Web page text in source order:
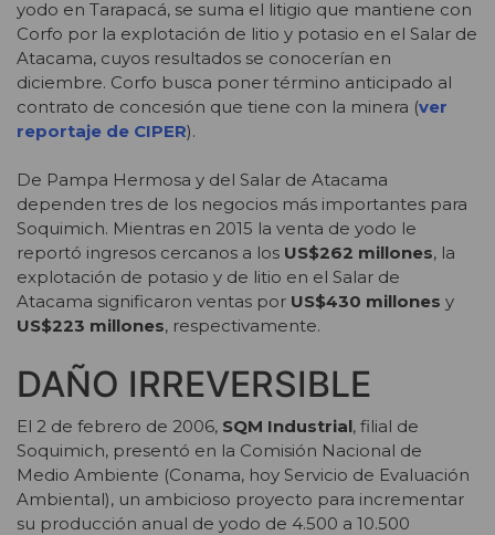
yodo en Tarapacá, se suma el litigio que mantiene con
Corfo por la explotación de litio y potasio en el Salar de
Atacama, cuyos resultados se conocerían en
diciembre. Corfo busca poner término anticipado al
contrato de concesión que tiene con la minera (ver
reportaje de CIPER).
De Pampa Hermosa y del Salar de Atacama
dependen tres de los negocios más importantes para
Soquimich. Mientras en 2015 la venta de yodo le
reportó ingresos cercanos a los US$262 millones, la
explotación de potasio y de litio en el Salar de
Atacama significaron ventas por US$430 millones y
US$223 millones, respectivamente.
DAÑO IRREVERSIBLE
El 2 de febrero de 2006, SQM Industrial, filial de
Soquimich, presentó en la Comisión Nacional de
Medio Ambiente (Conama, hoy Servicio de Evaluación
Ambiental), un ambicioso proyecto para incrementar
su producción anual de yodo de 4.500 a 10.500